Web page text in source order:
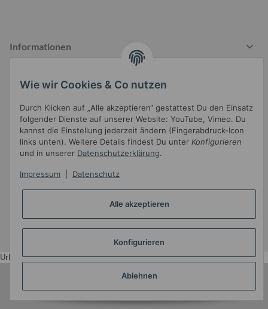
Informationen
Widerrufsbutton
* Alle Preise inkl. gesetzlicher USt.
Wie wir Cookies & Co nutzen
Durch Klicken auf „Alle akzeptieren“ gestattest Du den Einsatz
folgender Dienste auf unserer Website: YouTube, Vimeo. Du
kannst die Einstellung jederzeit ändern (Fingerabdruck-Icon
links unten). Weitere Details findest Du unter Konfigurieren
und in unserer Datenschutzerklärung.
Impressum Datenschutz
Alle akzeptieren
Konfigurieren
Ablehnen
Urlaub